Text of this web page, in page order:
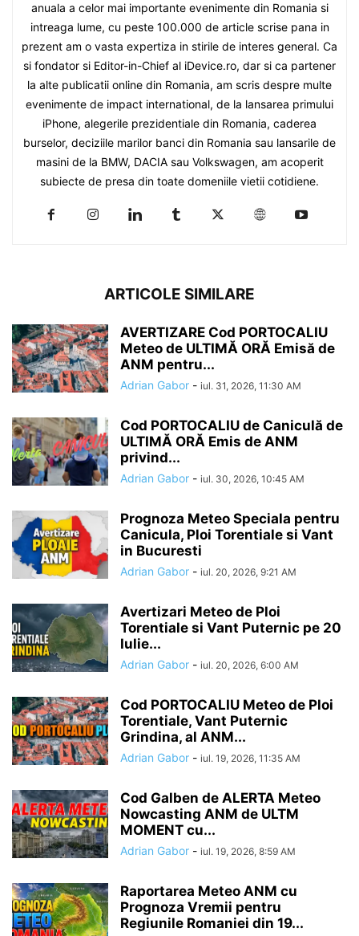
anuala a celor mai importante evenimente din Romania si
intreaga lume, cu peste 100.000 de article scrise pana in
prezent am o vasta expertiza in stirile de interes general. Ca
si fondator si Editor-in-Chief al iDevice.ro, dar si ca partener
la alte publicatii online din Romania, am scris despre multe
evenimente de impact international, de la lansarea primului
iPhone, alegerile prezidentiale din Romania, caderea
burselor, deciziile marilor banci din Romania sau lansarile de
masini de la BMW, DACIA sau Volkswagen, am acoperit
subiecte de presa din toate domeniile vietii cotidiene.
ARTICOLE SIMILARE
AVERTIZARE Cod PORTOCALIU
Meteo de ULTIMĂ ORĂ Emisă de
ANM pentru...
Adrian Gabor - iul. 31, 2026, 11:30 AM
Cod PORTOCALIU de Caniculă de
ULTIMĂ ORĂ Emis de ANM
privind...
Adrian Gabor - iul. 30, 2026, 10:45 AM
Prognoza Meteo Speciala pentru
Canicula, Ploi Torentiale si Vant
in Bucuresti
Adrian Gabor - iul. 20, 2026, 9:21 AM
Avertizari Meteo de Ploi
Torentiale si Vant Puternic pe 20
Iulie...
Adrian Gabor - iul. 20, 2026, 6:00 AM
Cod PORTOCALIU Meteo de Ploi
Torentiale, Vant Puternic
Grindina, al ANM...
Adrian Gabor - iul. 19, 2026, 11:35 AM
Cod Galben de ALERTA Meteo
Nowcasting ANM de ULTM
MOMENT cu...
Adrian Gabor - iul. 19, 2026, 8:59 AM
Raportarea Meteo ANM cu
Prognoza Vremii pentru
Regiunile Romaniei din 19...